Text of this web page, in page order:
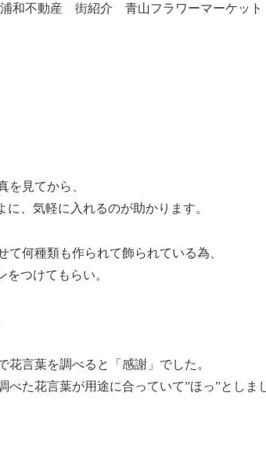
和不動産 街紹介 青山フラワーマーケッ
を見てから、
、気軽に入れるのが助かります。
何種類も作られて飾られている為、
つけてもらい。
言葉を調べると「感謝」でした。
た花言葉が用途に合っていて”ほっ”としま